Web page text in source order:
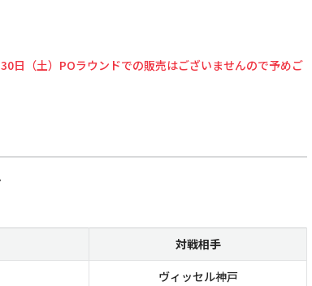
日（土）POラウンドでの販売はございませんので予めご
対戦相手
ヴィッセル神戸